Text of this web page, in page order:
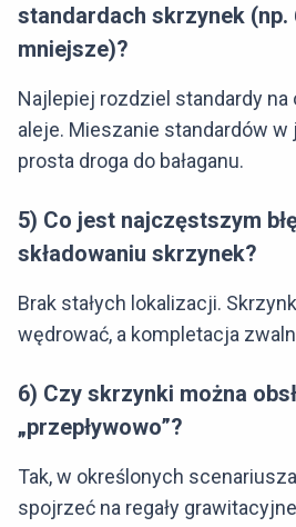
standardach skrzynek (np.
mniejsze)?
Najlepiej rozdziel standardy
aleje. Mieszanie standardów
prosta droga do bałaganu.
5) Co jest najczęstszym
składowaniu skrzynek?
Brak stałych lokalizacji.
wędrować, a kompletacja
6) Czy skrzynki można
„przepływowo”?
Tak, w określonych
spojrzeć na regały